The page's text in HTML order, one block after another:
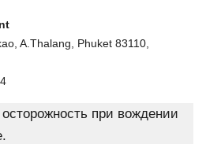
A.Thalang, Phuket 83110,
при вождении